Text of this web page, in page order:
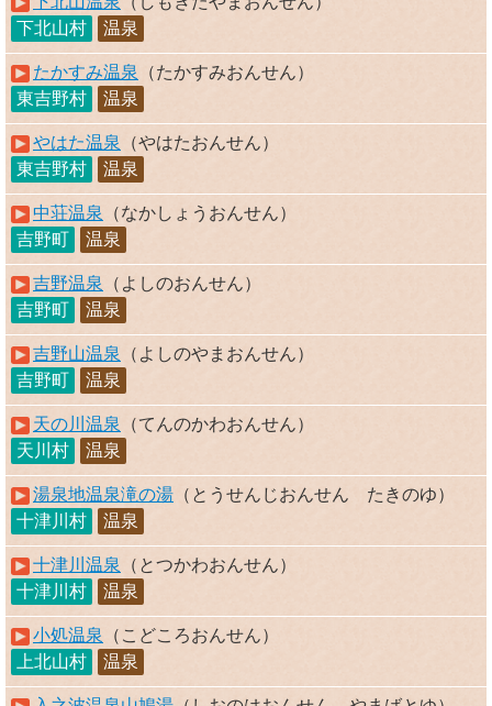
下北山村
温泉
たかすみ温泉
（たかすみおんせん）
東吉野村
温泉
やはた温泉
（やはたおんせん）
東吉野村
温泉
中荘温泉
（なかしょうおんせん）
吉野町
温泉
吉野温泉
（よしのおんせん）
吉野町
温泉
吉野山温泉
（よしのやまおんせん）
吉野町
温泉
天の川温泉
（てんのかわおんせん）
天川村
温泉
湯泉地温泉滝の湯 （とうせんじおんせん たきのゆ）
十津川村
温泉
十津川温泉
（とつかわおんせん）
十津川村
温泉
小処温泉
（こどころおんせん）
上北山村
温泉